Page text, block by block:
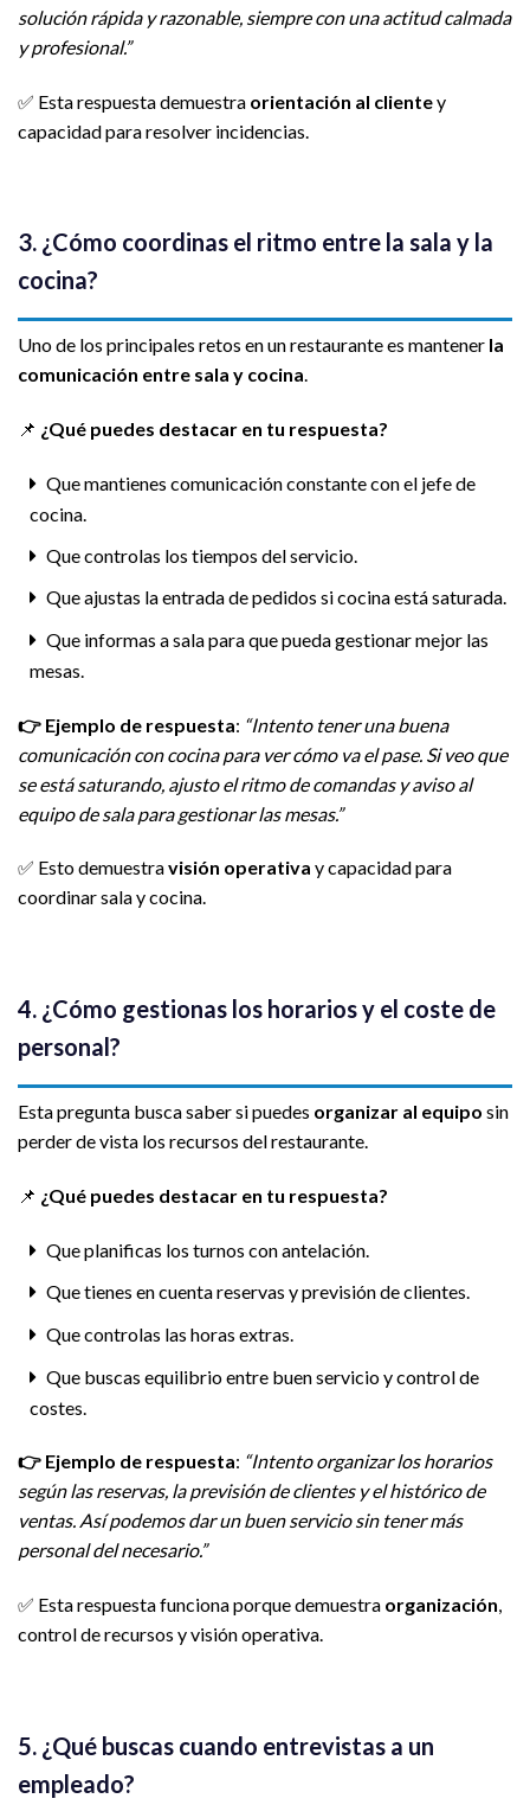
solución rápida y razonable, siempre con una actitud calmada
y profesional.”
✅ Esta respuesta demuestra orientación al clientey
capacidad para resolver incidencias.
3. ¿Cómo coordinas el ritmo entre la sala y la
cocina?
Uno de los principales retos en un restaurante es mantener la
comunicación entre sala y cocina.
📌 ¿Qué puedes destacar en tu respuesta?
Que mantienes comunicación constante con el jefe de
cocina.
Que controlas los tiempos del servicio.
Que ajustas la entrada de pedidos si cocina está saturada.
Que informas a sala para que pueda gestionar mejor las
mesas.
👉 Ejemplo de respuesta: “Intento tener una buena
comunicación con cocina para ver cómo va el pase. Si veo que
se está saturando, ajusto el ritmo de comandas y aviso al
equipo de sala para gestionar las mesas.”
✅ Esto demuestravisión operativa y capacidad para
coordinar sala y cocina.
4. ¿Cómo gestionas los horarios y el coste de
personal?
Esta pregunta busca saber si puedes organizar al equipo sin
perder de vista los recursos del restaurante.
📌 ¿Qué puedes destacar en tu respuesta?
Que planificas los turnos con antelación.
Que tienes en cuenta reservas y previsión de clientes.
Que controlas las horas extras.
Que buscas equilibrio entre buen servicio y control de
costes.
👉 Ejemplo de respuesta: “Intento organizar los horarios
según las reservas, la previsión de clientes y el histórico de
ventas. Así podemos dar un buen servicio sin tener más
personal del necesario.”
✅ Esta respuesta funciona porque demuestra organización,
control de recursos y visión operativa.
5. ¿Qué buscas cuando entrevistas a un
empleado?